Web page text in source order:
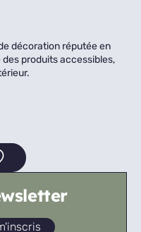
décoration réputée en
produits accessibles,